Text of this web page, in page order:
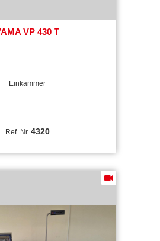
VP 430 T
Einkammer
Ref. Nr. 4320